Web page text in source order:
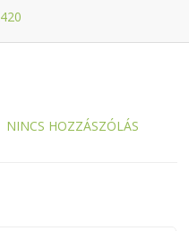
NINCS HOZZÁSZÓLÁS